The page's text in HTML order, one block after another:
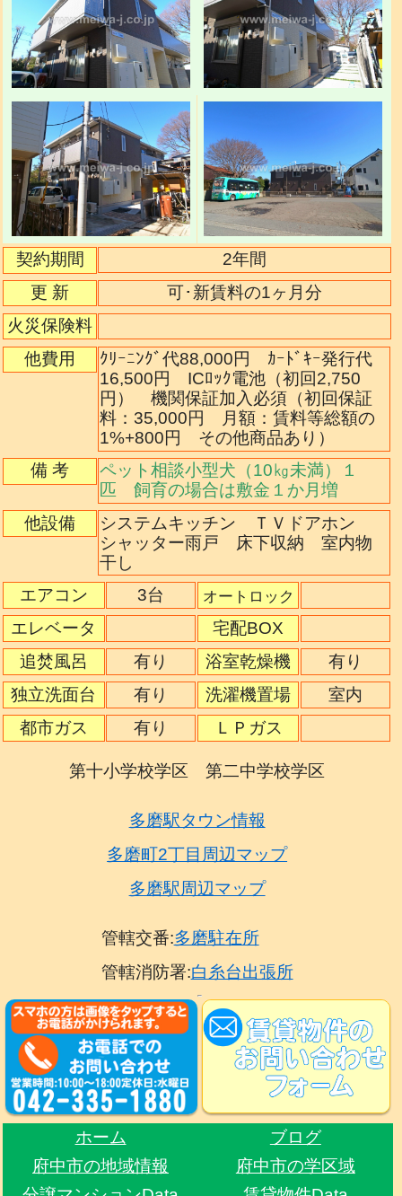
契約期間
2年間
更 新
可･新賃料の1ヶ月分
火災保険料
他費用
ｸﾘｰﾆﾝｸﾞ代88,000円 ｶｰﾄﾞｷｰ発行代
16,500円 ICﾛｯｸ電池（初回2,750
円） 機関保証加入必須（初回保証
料：35,000円 月額：賃料等総額の
1%+800円 その他商品あり）
備 考
ペット相談小型犬（10㎏未満）１
匹 飼育の場合は敷金１か月増
他設備
システムキッチン ＴＶドアホン
シャッター雨戸 床下収納 室内物
干し
エアコン
3台 オートロック
エレベータ
宅配BOX
追焚風呂
有り 浴室乾燥機
有り
独立洗面台
有り 洗濯機置場
室内
都市ガス
有り ＬＰガス
第十小学校学区 第二中学校学区
多磨駅タウン情報
多磨町2丁目周辺マップ
多磨駅周辺マップ
管轄交番:多磨駐在所
管轄消防署:白糸台出張所
ホーム
ブログ
府中市の地域情報
府中市の学区域